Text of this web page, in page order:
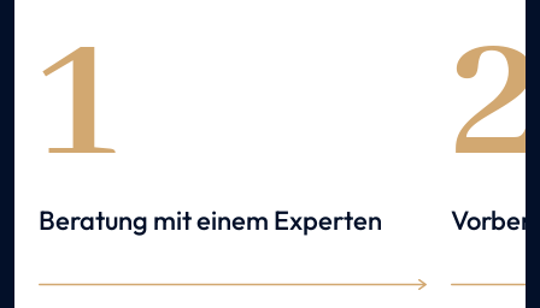
1
Beratung mit einem Experten